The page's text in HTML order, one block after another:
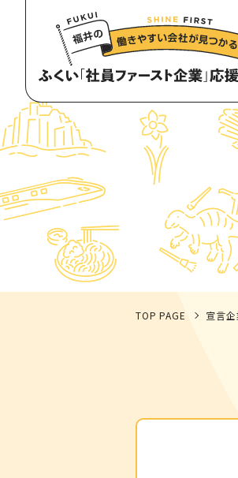
TOP PAGE 宣言